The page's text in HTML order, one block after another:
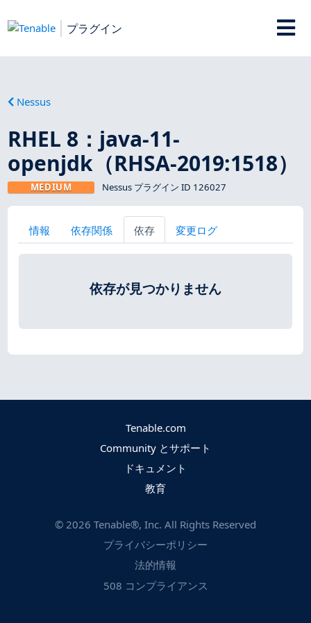
プラグイン
Nessus
RHEL 8：java-11-
openjdk（RHSA-2019:1518）
MEDIUM Nessus プラグイン ID 126027
情報 依存関係 依存 変更ログ
依存が見つかりません
Tenable.com
Community とサポート
ドキュメント
教育
© 2026 Tenable®, Inc. All Rights Reserved
プライバシーポリシー
法的情報
508 コンプライアンス